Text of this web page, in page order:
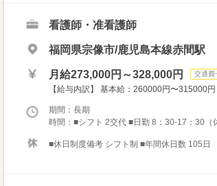
看護師・准看護師
福岡県宗像市/鹿児島本線赤間駅
月給273,000円～328,000円 交通費
【給与内訳】 基本給：260000円〜315000
期間：長期
時間：■シフト 2交代 ■日勤 8：30-17：30（
■休日制度備考 シフト制 ■年間休日数 105日